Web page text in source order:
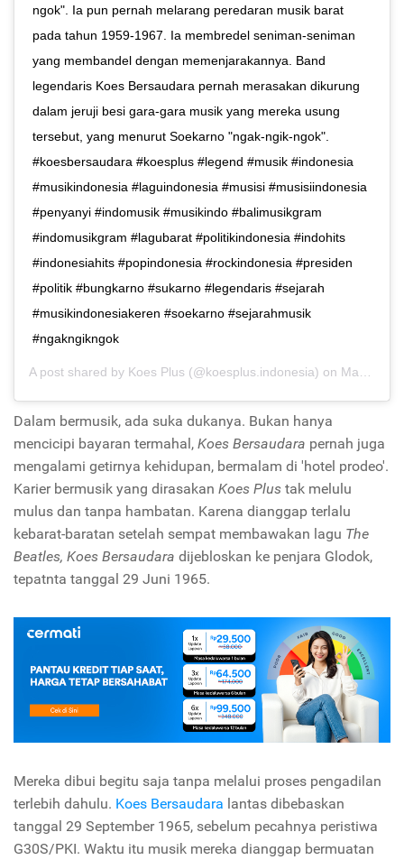
ngok". Ia pun pernah melarang peredaran musik barat
pada tahun 1959-1967. Ia membredel seniman-seniman
yang membandel dengan memenjarakannya. Band
legendaris Koes Bersaudara pernah merasakan dikurung
dalam jeruji besi gara-gara musik yang mereka usung
tersebut, yang menurut Soekarno "ngak-ngik-ngok".
#koesbersaudara #koesplus #legend #musik #indonesia
#musikindonesia #laguindonesia #musisi #musisiindonesia
#penyanyi #indomusik #musikindo #balimusikgram
#indomusikgram #lagubarat #politikindonesia #indohits
#indonesiahits #popindonesia #rockindonesia #presiden
#politik #bungkarno #sukarno #legendaris #sejarah
#musikindonesiakeren #soekarno #sejarahmusik
#ngakngikngok
A post shared by Koes Plus (@koesplus.indonesia) on May 1, 2019 at 3:53am PDT
Dalam bermusik, ada suka dukanya. Bukan hanya
mencicipi bayaran termahal, Koes Bersaudara pernah juga
mengalami getirnya kehidupan, bermalam di 'hotel prodeo'.
Karier bermusik yang dirasakan Koes Plus tak melulu
mulus dan tanpa hambatan. Karena dianggap terlalu
kebarat-baratan setelah sempat membawakan lagu The
Beatles, Koes Bersaudara dijebloskan ke penjara Glodok,
tepatnta tanggal 29 Juni 1965.
Mereka dibui begitu saja tanpa melalui proses pengadilan
terlebih dahulu. Koes Bersaudara lantas dibebaskan
tanggal 29 September 1965, sebelum pecahnya peristiwa
G30S/PKI. Waktu itu musik mereka dianggap bermuatan